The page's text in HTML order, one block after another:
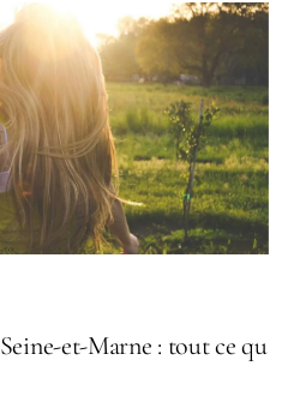
et-Marne : tout ce qu